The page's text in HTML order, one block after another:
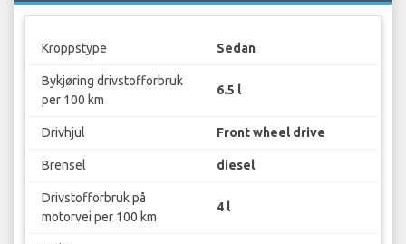
Kroppstype Sedan
Bykjøring drivstofforbruk
per 100 km
6.5 l
Drivhjul Front wheel drive
Brensel diesel
Drivstofforbruk på
motorvei per 100 km
4 l